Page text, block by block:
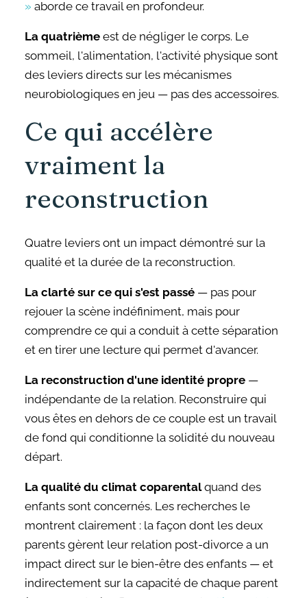
» aborde ce travail en profondeur.
La quatrième est de négliger le corps. Le
sommeil, l'alimentation, l'activité physique sont
des leviers directs sur les mécanismes
neurobiologiques en jeu — pas des accessoires.
Ce qui accélère
vraiment la
reconstruction
Quatre leviers ont un impact démontré sur la
qualité et la durée de la reconstruction.
La clarté sur ce qui s'est passé — pas pour
rejouer la scène indéfiniment, mais pour
comprendre ce qui a conduit à cette séparation
et en tirer une lecture qui permet d'avancer.
La reconstruction d'une identité propre —
indépendante de la relation. Reconstruire qui
vous êtes en dehors de ce couple est un travail
de fond qui conditionne la solidité du nouveau
départ.
La qualité du climat coparentalquand des
enfants sont concernés. Les recherches le
montrent clairement : la façon dont les deux
parents gèrent leur relation post-divorce a un
impact direct sur le bien-être des enfants — et
indirectement sur la capacité de chaque parent